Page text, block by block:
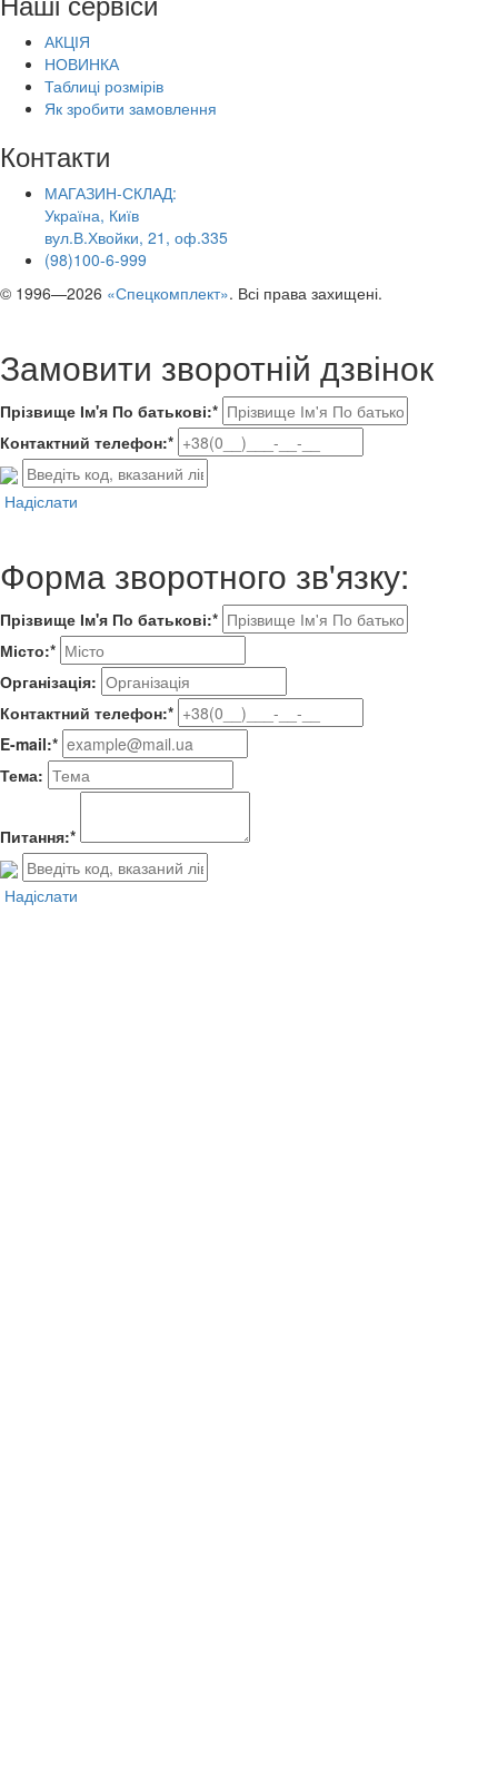
АКЦІЯ
НОВИНКА
Таблиці розмірів
Як зробити замовлення
Контакти
МАГАЗИН-СКЛАД:
Україна, Київ
вул.В.Хвойки, 21, оф.335
(98)100-6-999
© 1996—2026 «Спецкомплект». Всі права захищені.
Замовити зворотній дзвінок
Прізвище Ім'я По батькові:*
Контактний телефон:*
Надіслати
Форма зворотного зв'язку:
Прізвище Ім'я По батькові:*
Місто:*
Організація:
Контактний телефон:*
E-mail:*
Тема:
Питання:*
Надіслати